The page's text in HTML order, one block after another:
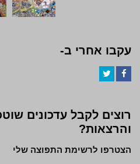
עקבו אחרי ב-
רוצים לקבל עדכונים
והרצאות?
הצטרפו לרשימת התפוצה שלי